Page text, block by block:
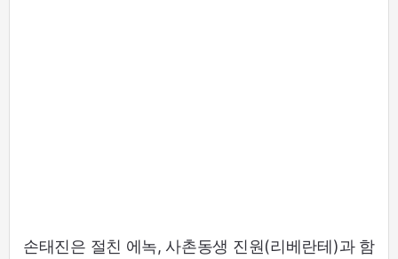
손태진은 절친 에녹, 사촌동생 진원(리베란테)과 함